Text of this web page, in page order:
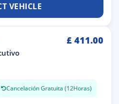
VEHICLE
£ 411.00
Cancelación Gratuita (12Horas)